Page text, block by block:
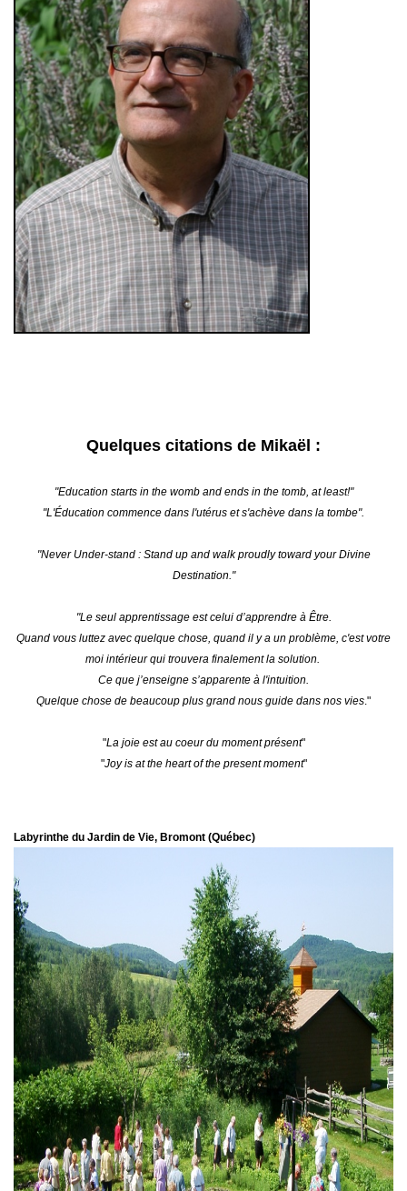
Quelques citations de Mikaël :
"Education starts in the womb and ends in the tomb, at least!"
"L'Éducation commence dans l'utérus et s'achève dans la tombe".
"Never Under-stand : Stand up and walk proudly toward your Divine
Destination."
"Le seul apprentissage est celui d’apprendre à Être.
Quand vous luttez avec quelque chose, quand il y a un problème, c'est votre
moi intérieur qui trouvera finalement la solution.
Ce que j’enseigne s’apparente à l'intuition.
Quelque chose de beaucoup plus grand nous guide dans nos vies ."
"La joie est au coeur du moment présent"
"Joy is at the heart of the present moment"
Labyrinthe du Jardin de Vie, Bromont (Québec)